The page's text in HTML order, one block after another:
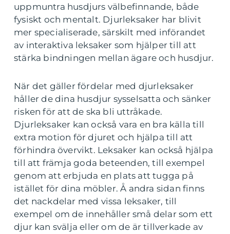
uppmuntra husdjurs välbefinnande, både
fysiskt och mentalt. Djurleksaker har blivit
mer specialiserade, särskilt med införandet
av interaktiva leksaker som hjälper till att
stärka bindningen mellan ägare och husdjur.
När det gäller fördelar med djurleksaker
håller de dina husdjur sysselsatta och sänker
risken för att de ska bli uttråkade.
Djurleksaker kan också vara en bra källa till
extra motion för djuret och hjälpa till att
förhindra övervikt. Leksaker kan också hjälpa
till att främja goda beteenden, till exempel
genom att erbjuda en plats att tugga på
istället för dina möbler. Å andra sidan finns
det nackdelar med vissa leksaker, till
exempel om de innehåller små delar som ett
djur kan svälja eller om de är tillverkade av